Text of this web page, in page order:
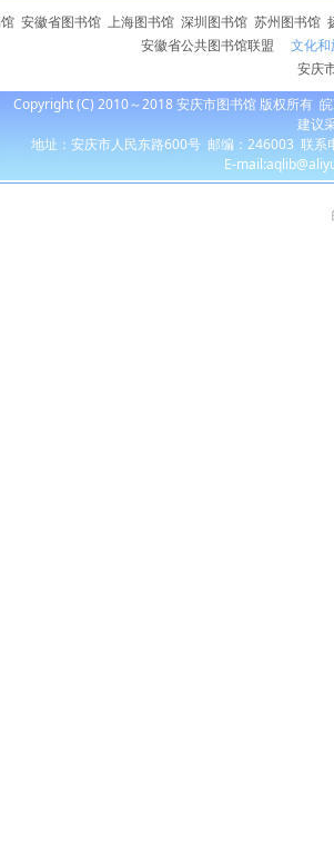
26-06-30
安徽省图书馆 上海图书馆 深圳图书馆 苏州图书馆
安徽省公共图书馆联盟
文化
安庆
Copyright (C) 2010～2018 安庆市图书馆 版权所有
建议
地址：安庆市人民东路600号 邮编：246003 联
E-